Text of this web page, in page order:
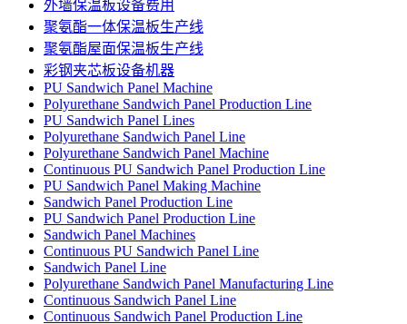
外墙保温板设备费用
聚氨酯一体保温板生产线
聚氨酯屋面保温板生产线
彩钢夹芯板设备机器
PU Sandwich Panel Machine
Polyurethane Sandwich Panel Production Line
PU Sandwich Panel Lines
Polyurethane Sandwich Panel Line
Polyurethane Sandwich Panel Machine
Continuous PU Sandwich Panel Production Line
PU Sandwich Panel Making Machine
Sandwich Panel Production Line
PU Sandwich Panel Production Line
Sandwich Panel Machines
Continuous PU Sandwich Panel Line
Sandwich Panel Line
Polyurethane Sandwich Panel Manufacturing Line
Continuous Sandwich Panel Line
Continuous Sandwich Panel Production Line